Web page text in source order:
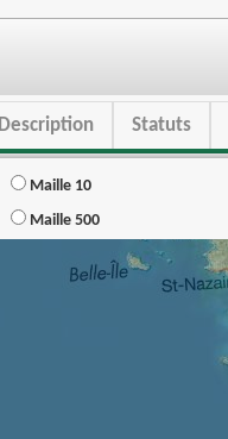
Description Statuts
Maille 10
Maille 500